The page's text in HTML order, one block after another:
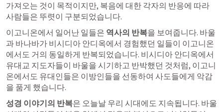
가져오는 것이 목적이지만, 복음에 대한 각자의 반응에 따라
사람들은 뚜렷이 구분되었습니다.
이고니온에서 일어난 일들은 역사의 반복을 보여줍니다. 바울
과 바나바가 비시디아 안디옥에서 경험했던 일들이 이고니온
에서도 거의 동일하게 반복되었습니다. 비시디아 안디옥에서
유대교 지도자들이 바울을 시기하고 반박했던 것처럼, 이고니
온에서도 유대인들은 이방인들을 선동하여 사도들에게 악감
을 품게 했습니다.
성경 이야기의 반복은 오늘날 우리 시대에도 지속됩니다. 바울